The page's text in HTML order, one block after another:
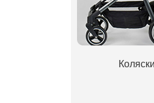
Коляски